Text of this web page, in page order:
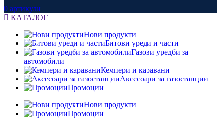
0 артикули
КАТАЛОГ
Нови продукти
Битови уреди и части
Газови уредби за
автомобили
Кемпери и каравани
Аксесоари за газостанции
Промоции
Нови продукти
Промоции